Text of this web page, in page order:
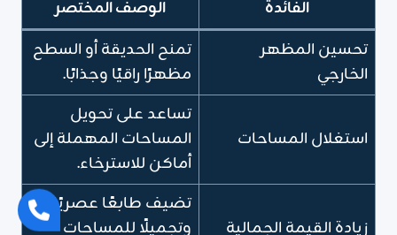
الفائدة
الوصف المختصر
تحسين المظهر
الخارجي
تمنح الحديقة أو السطح
مظهرًا راقيًا وجذابًا.
استغلال المساحات
تساعد على تحويل
المساحات المهملة إلى
أماكن للاسترخاء.
زيادة القيمة الجمالية
تضيف طابعًا عصريًا
وتجميلًا للمساحات